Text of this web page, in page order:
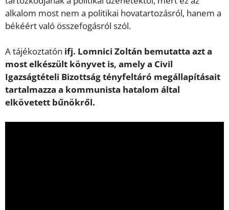
alkalom most nem a politikai hovatartozásról, hanem a
békéért való összefogásról szól.
A tájékoztatón ifj. Lomnici Zoltán bemutatta azt a
most elkészült könyvet is, amely a Civil
Igazságtételi Bizottság tényfeltáró megállapításait
tartalmazza a kommunista hatalom által
elkövetett bűnökről.